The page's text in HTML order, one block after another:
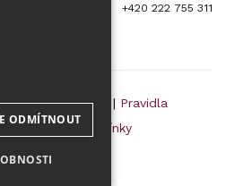
+420 222 755 311
stránek|RSS | Pravidla
|Obchodní podmínky
ODMÍTNOUT